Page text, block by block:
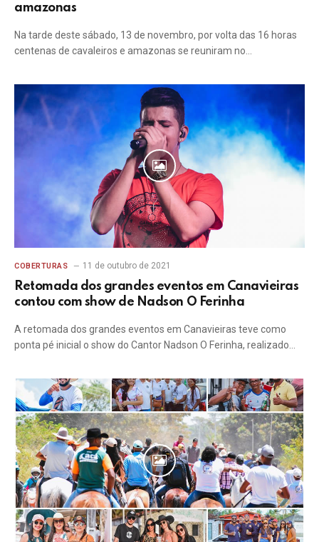
amazonas
Na tarde deste sábado, 13 de novembro, por volta das 16 horas
centenas de cavaleiros e amazonas se reuniram no…
COBERTURAS 11 de outubro de 2021
Retomada dos grandes eventos em Canavieiras
contou com show de Nadson O Ferinha
A retomada dos grandes eventos em Canavieiras teve como
ponta pé inicial o show do Cantor Nadson O Ferinha, realizado…